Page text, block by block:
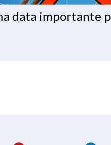
data importante